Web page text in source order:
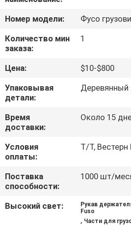
ПРОВЕРКА
КАЧЕСТВА
СВЯЖИТЕСЬ
МЫ
НОВОСТИ
СПРОСИТЕ
КАРТА
Номер модели:
Фусо
Количество мин
заказа:
1
Цена:
$10-$800
Упаковывая
детали:
Время
доставки:
Около 15
Условия
оплаты:
Т/Т,
Поставка
способности:
1000 шт/
Высокий свет:
Рукав
Fuso
, Части для